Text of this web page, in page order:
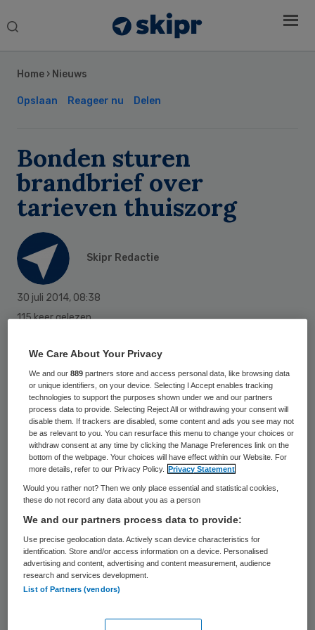
Search
Home › Nieuws
Opslaan Reageer nu Delen
Bonden sturen
brandbrief over
tarieven thuiszorg
Skipr Redactie
30 juli 2014, 08:38
115 keer gelezen
CNV Publieke Zaak, Abvakabo FNV, NU’91
en RMU hebben in een brandbrief aan negen
Zuid-Hollandse gemeenten duidelijkheid
gevraagd over urenafname en tarieven
voor thuiszorg per 1 januari 2015. De
bonden maken zich ernstige zorgen om de
continuïteit van de werkgelegenheid en van
de zorg aan de cliënten in de gemeenten.
De bonden schrijven in de brief dat ze vorig
jaar al bij de gemeenten aan de bel trokken
over de noodzaak tot duidelijkheid. Toen
contracten met een jaar te verlengen.
Sidebar
We Care About Your Privacy
We and our889 partners store and access personal data, like browsing data
or unique identifiers, on your device. Selecting I Accept enables tracking
technologies to support the purposes shown under we and our partners
process data to provide. Selecting Reject All or withdrawing your consent will
disable them. If trackers are disabled, some content and ads you see may not
be as relevant to you. You can resurface this menu to change your choices or
withdraw consent at any time by clicking the Manage Preferences link on the
bottom of the webpage. Your choices will have effect within our Website. For
more details, refer to our Privacy Policy.
Privacy Statement
Would you rather not? Then we only place essential and statistical cookies,
these do not record any data about you as a person
We and our partners process data to provide:
Use precise geolocation data. Actively scan device characteristics for
identification. Store and/or access information on a device. Personalised
advertising and content, advertising and content measurement, audience
research and services development.
List of Partners (vendors)